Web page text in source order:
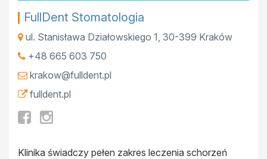
FullDent Stomatologia
ul. Stanisława Działowskiego 1, 30-399 Kraków
+48 665 603 750
krakow@fulldent.pl
fulldent.pl
Klinika świadczy pełen zakres leczenia schorzeń